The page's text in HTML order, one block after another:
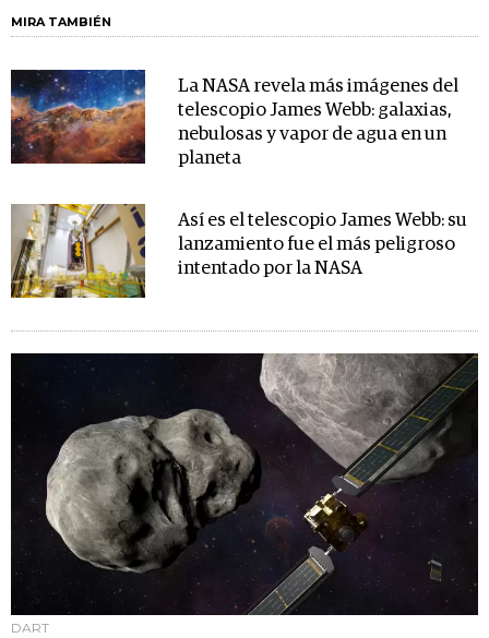
MIRA TAMBIÉN
La NASA revela más imágenes del
telescopio James Webb: galaxias,
nebulosas y vapor de agua en un
planeta
Así es el telescopio James Webb: su
lanzamiento fue el más peligroso
intentado por la NASA
DART